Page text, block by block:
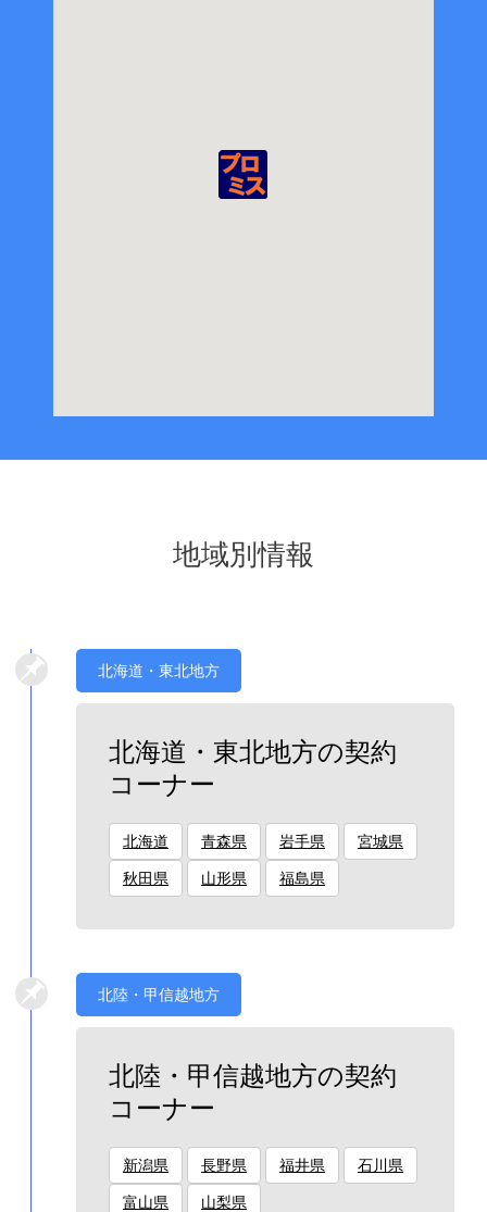
地域別情報
北海道・東北地方
北海道・東北地方の契約
コーナー
北海道 青森県 岩手県 宮城県
秋田県 山形県 福島県
北陸・甲信越地方
北陸・甲信越地方の契約
コーナー
新潟県 長野県 福井県 石川県
富山県 山梨県